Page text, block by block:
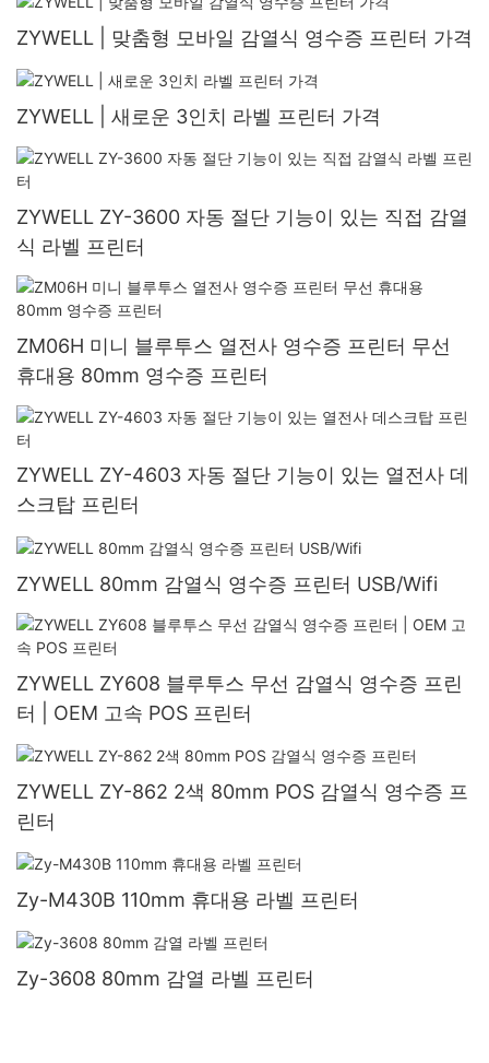
ZYWELL | 맞춤형 모바일 감열식 영수증 프린터 가격
ZYWELL | 새로운 3인치 라벨 프린터 가격
ZYWELL ZY-3600 자동 절단 기능이 있는 직접 감열
식 라벨 프린터
ZM06H 미니 블루투스 열전사 영수증 프린터 무선
휴대용 80mm 영수증 프린터
ZYWELL ZY-4603 자동 절단 기능이 있는 열전사 데
스크탑 프린터
ZYWELL 80mm 감열식 영수증 프린터 USB/Wifi
ZYWELL ZY608 블루투스 무선 감열식 영수증 프린
터 | OEM 고속 POS 프린터
ZYWELL ZY-862 2색 80mm POS 감열식 영수증 프
린터
Zy-M430B 110mm 휴대용 라벨 프린터
Zy-3608 80mm 감열 라벨 프린터